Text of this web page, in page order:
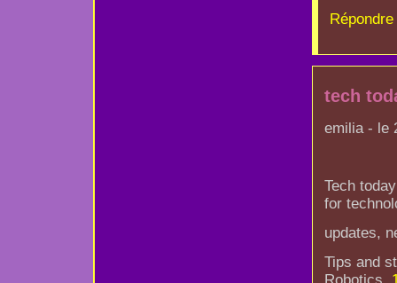
tech
emilia - le
Tech
for
updates,
Tips and